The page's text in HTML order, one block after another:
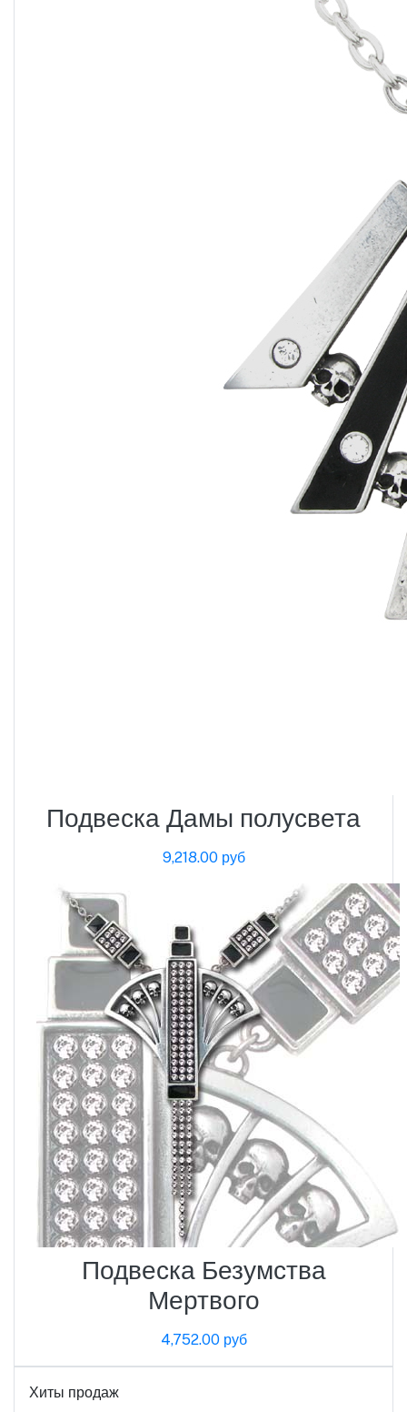
Подвеска Дамы полусвета
9,218.00 руб
Подвеска Безумства
Мертвого
4,752.00 руб
Хиты продаж